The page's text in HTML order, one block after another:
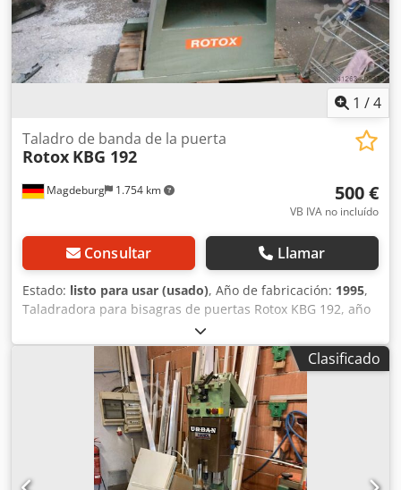
1 /4
Magdeburg 1.754 km
Taladro de banda de la puerta
Rotox KBG 192
500 €
VB IVA no incluído
Consultar Llamar
Estado: listo para usar (usado), Año de fabricación: 1995,
Taladradora para bisagras de puertas Rotox KBG 192, año
de fabricación 1995, con mesa deslizante de 3 metros.
Dsdpfx Ahod R S Hnjkokr
Clasificado